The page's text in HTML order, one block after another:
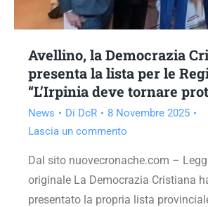
Avellino, la Democrazia
presenta la lista per le
“L’Irpinia deve tornare
News Di DcR
8 Novembre 2025
Lascia un commento
Dal sito nuovecronache.com –
originale La Democrazia Cristiana
presentato la propria lista